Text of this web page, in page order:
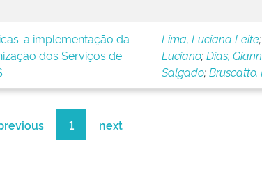
a implementação da
dos Serviços de
Lima, Luciana Leite;
Luciano;Dias,
Salgado;Bruscatto,
1 next